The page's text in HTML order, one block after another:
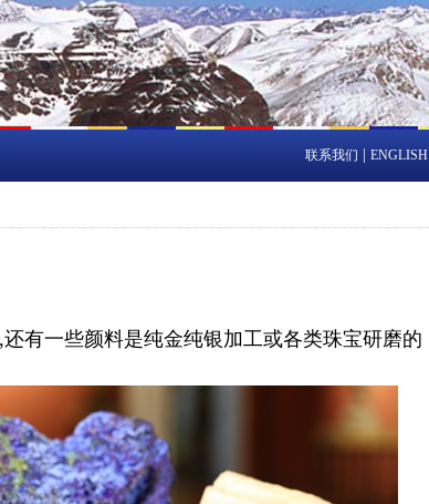
联系我们 ENGLISH
有一些颜料是纯金纯银加工或各类珠宝研磨的